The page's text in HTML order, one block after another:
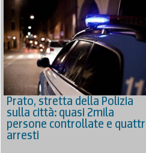
Prato, stretta della Polizia
sulla città: quasi 2mila
persone controllate e
arresti